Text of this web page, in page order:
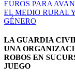
LA GUARDIA
UNA
ROBOS EN
JUEGO